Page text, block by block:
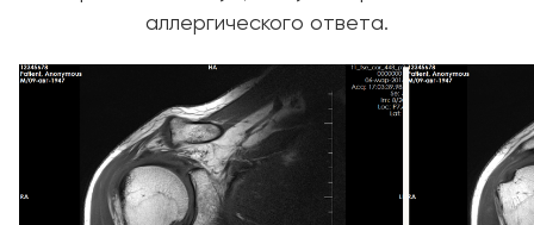
аллергического ответа.